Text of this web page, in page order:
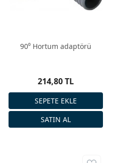
90⁰ Hortum adaptörü
214,80 TL